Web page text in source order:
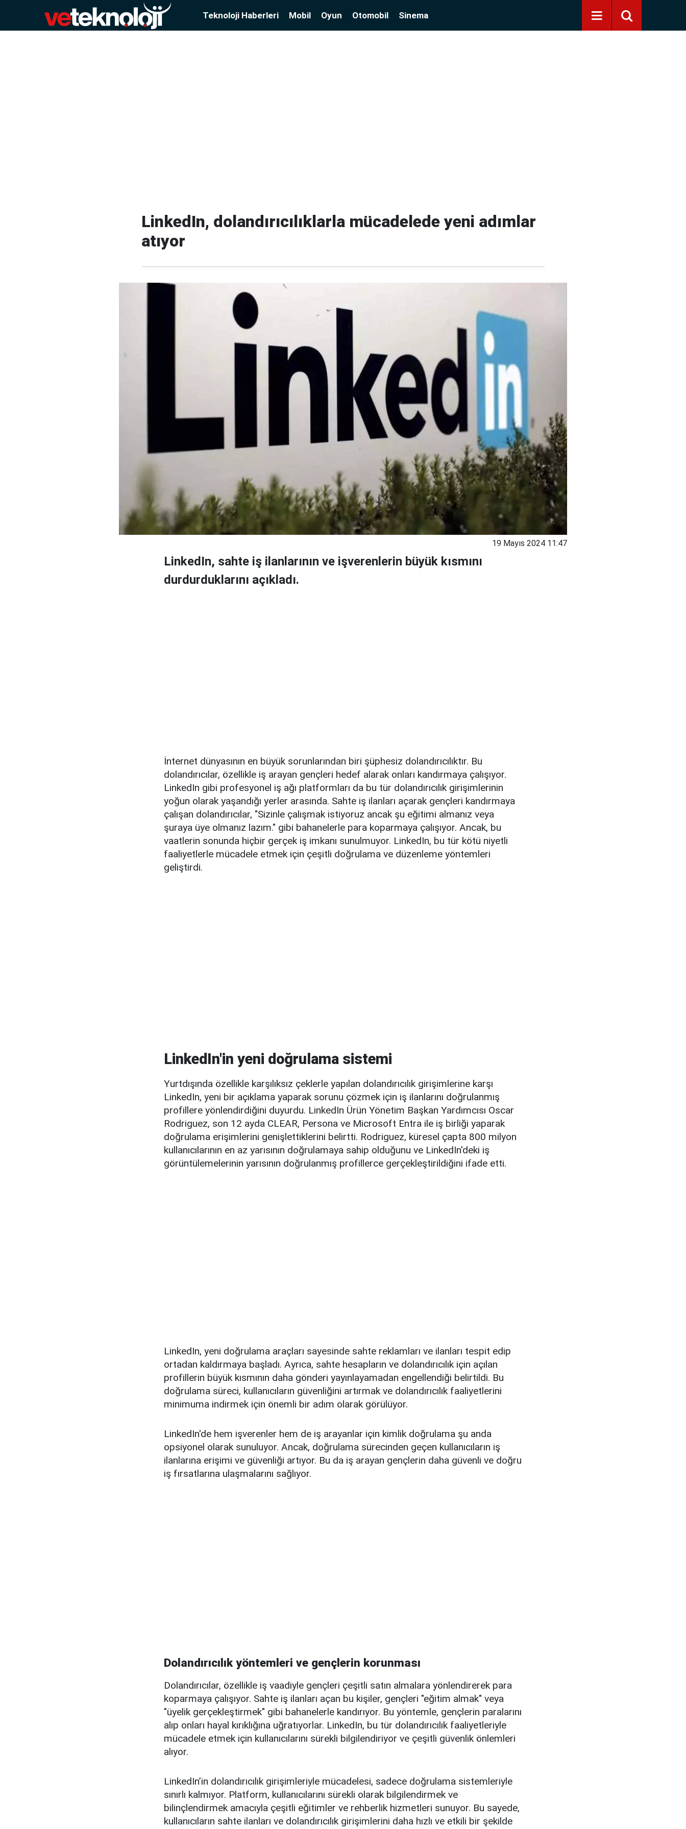
Teknoloji Haberleri Mobil Oyun Otomobil Sinema
LinkedIn, dolandırıcılıklarla mücadelede yeni adımlar
atıyor
19 Mayıs 2024 11:47
LinkedIn, sahte iş ilanlarının ve işverenlerin büyük kısmını
durdurduklarını açıkladı.
İnternet dünyasının en büyük sorunlarından biri şüphesiz dolandırıcılıktır. Bu
dolandırıcılar, özellikle iş arayan gençleri hedef alarak onları kandırmaya çalışıyor.
LinkedIn gibi profesyonel iş ağı platformları da bu tür dolandırıcılık girişimlerinin
yoğun olarak yaşandığı yerler arasında. Sahte iş ilanları açarak gençleri kandırmaya
çalışan dolandırıcılar, "Sizinle çalışmak istiyoruz ancak şu eğitimi almanız veya
şuraya üye olmanız lazım." gibi bahanelerle para koparmaya çalışıyor. Ancak, bu
vaatlerin sonunda hiçbir gerçek iş imkanı sunulmuyor. LinkedIn, bu tür kötü niyetli
faaliyetlerle mücadele etmek için çeşitli doğrulama ve düzenleme yöntemleri
geliştirdi.
LinkedIn'in yeni doğrulama sistemi
Yurtdışında özellikle karşılıksız çeklerle yapılan dolandırıcılık girişimlerine karşı
LinkedIn, yeni bir açıklama yaparak sorunu çözmek için iş ilanlarını doğrulanmış
profillere yönlendirdiğini duyurdu. LinkedIn Ürün Yönetim Başkan Yardımcısı Oscar
Rodriguez, son 12 ayda CLEAR, Persona ve Microsoft Entra ile iş birliği yaparak
doğrulama erişimlerini genişlettiklerini belirtti. Rodriguez, küresel çapta 800 milyon
kullanıcılarının en az yarısının doğrulamaya sahip olduğunu ve LinkedIn'deki iş
görüntülemelerinin yarısının doğrulanmış profillerce gerçekleştirildiğini ifade etti.
LinkedIn, yeni doğrulama araçları sayesinde sahte reklamları ve ilanları tespit edip
ortadan kaldırmaya başladı. Ayrıca, sahte hesapların ve dolandırıcılık için açılan
profillerin büyük kısmının daha gönderi yayınlayamadan engellendiği belirtildi. Bu
doğrulama süreci, kullanıcıların güvenliğini artırmak ve dolandırıcılık faaliyetlerini
minimuma indirmek için önemli bir adım olarak görülüyor.
LinkedIn'de hem işverenler hem de iş arayanlar için kimlik doğrulama şu anda
opsiyonel olarak sunuluyor. Ancak, doğrulama sürecinden geçen kullanıcıların iş
ilanlarına erişimi ve güvenliği artıyor. Bu da iş arayan gençlerin daha güvenli ve doğru
iş fırsatlarına ulaşmalarını sağlıyor.
Dolandırıcılık yöntemleri ve gençlerin korunması
Dolandırıcılar, özellikle iş vaadiyle gençleri çeşitli satın almalara yönlendirerek para
koparmaya çalışıyor. Sahte iş ilanları açan bu kişiler, gençleri "eğitim almak" veya
"üyelik gerçekleştirmek" gibi bahanelerle kandırıyor. Bu yöntemle, gençlerin paralarını
alıp onları hayal kırıklığına uğratıyorlar. LinkedIn, bu tür dolandırıcılık faaliyetleriyle
mücadele etmek için kullanıcılarını sürekli bilgilendiriyor ve çeşitli güvenlik önlemleri
alıyor.
LinkedIn’in dolandırıcılık girişimleriyle mücadelesi, sadece doğrulama sistemleriyle
sınırlı kalmıyor. Platform, kullanıcılarını sürekli olarak bilgilendirmek ve
bilinçlendirmek amacıyla çeşitli eğitimler ve rehberlik hizmetleri sunuyor. Bu sayede,
kullanıcıların sahte ilanları ve dolandırıcılık girişimlerini daha hızlı ve etkili bir şekilde